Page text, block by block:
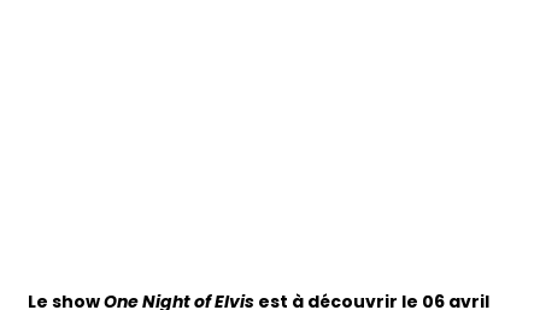
Le showOne Night of Elvis est à découvrir le 06 avril